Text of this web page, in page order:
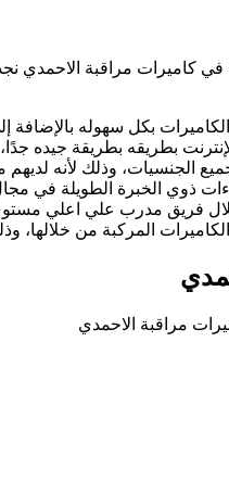
في كاميرات مراقبة الاحمدي
بكل سهوله بالإضافة
بطريقه بطريقة جيده
الجنسيات، وذلك لأنه لديهم
ذوي الخبرة الطويلة في
خلال فريق مدرب علي اعلي
المركبة من خلالها،